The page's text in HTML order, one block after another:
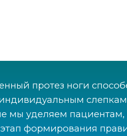
протез ноги
мы уделяем
формирования